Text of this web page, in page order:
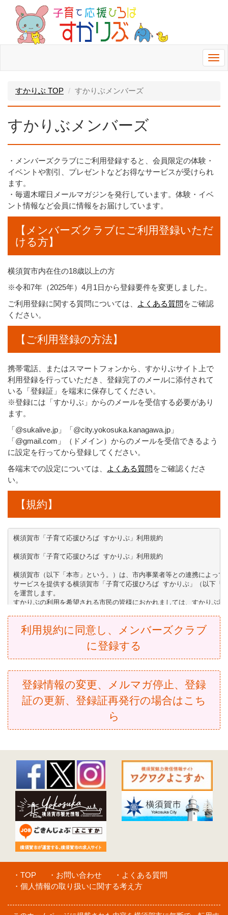
すかりぶ TOP すかりぶメンバーズ
すかりぶメンバーズ
・メンバーズクラブにご利用登録すると、会員限定の体験・
イベントや割引、プレゼントなどお得なサービスが受けられ
ます。
・毎週木曜日メールマガジンを発行しています。体験・イベ
ント情報など会員に情報をお届けしています。
【メンバーズクラブにご利用登録いただ
ける方】
横須賀市内在住の18歳以上の方
※令和7年（2025年）4月1日から登録要件を変更しました。
ご利用登録に関する質問については、
よくある質問 をご確認
ください。
【ご利用登録の方法】
携帯電話、またはスマートフォンから、すかりぶサイト上で
利用登録を行っていただき、登録完了のメールに添付されて
いる「登録証」を端末に保存してください。
※登録には「すかりぶ」からのメールを受信する必要があり
ます。
「@sukalive.jp」「@city.yokosuka.kanagawa.jp」
「@gmail.com」（ドメイン）からのメールを受信できるよう
に設定を行ってから登録してください。
各端末での設定については、
よくある質問 をご確認くださ
い。
【規約】
横須賀市「子育て応援ひろば すかりぶ」利用規約
横須賀市「子育て応援ひろば すかりぶ」利用規約
横須賀市（以下「本市」という。）は、市内事業者等との連携によって
サービスを提供する横須賀市「子育て応援ひろば すかりぶ」（以下「
を運営します。
すかりぶの利用を希望される市民の皆様におかれましては、すかりぶ利
下、「会員登録」という。）をしていただきますようお願いいたしま
第１条 本規約は、すかりぶにおける会員登録及びサービスの利用に関
めることを目的とする。
第２条 本規約において、次の各号に掲げる用語の意義は、当該各号に
（１） メンバーズクラブ会員
すかりぶの会員登録を行った人。
すかりぶの協賛事業者登録を行った市内事業者等。
（３） サービス
サービスなど各種サービス。
本市がメンバーズクラブ会員に対して交付する。
（５） サイト
本市が提供し、運用及び管理を行うすかりぶのホームページ。
（会員登録の対象者）
第３条 会員登録ができる者は、原則として、次のいずれにも該当し
（１）市内在住であること。
（２）18 歳以上であること。
（会員登録の手続き）
るときは申請者の会員登録を行う。 ３ 本市は会員登録を希望する者
内容に同意したものとみなす。
利用規約に同意し、メンバーズクラブ
に登録する
登録情報の変更、メルマガ停止、登録
証の更新、登録証再発行の場合はこち
ら
・TOP ・お問い合わせ
・よくある質問
・個人情報の取り扱いに関する考え方